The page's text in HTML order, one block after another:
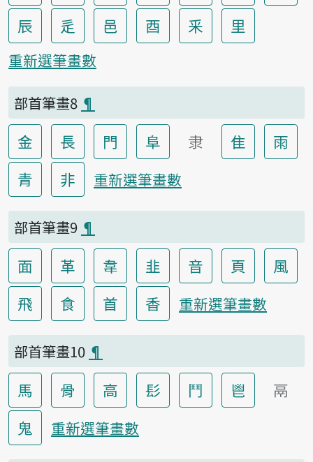
辰
辵 邑 酉 釆 里
重新選筆畫數
部首筆畫8 ¶
金 長 門 阜 隶 隹
雨
青
非 重新選筆畫數
部首筆畫9 ¶
面 革 韋 韭 音 頁
風
飛
食 首 香 重新選筆畫數
部首筆畫10 ¶
馬 骨 高 髟 鬥 鬯
鬲
鬼
重新選筆畫數